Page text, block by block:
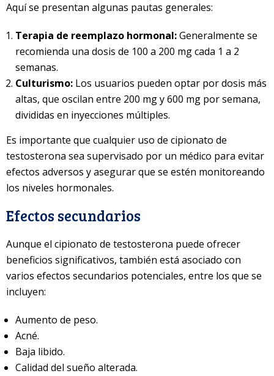
Aquí se presentan algunas pautas generales:
Terapia de reemplazo hormonal:Generalmente se
recomienda una dosis de 100 a 200 mg cada 1 a 2
semanas.
Culturismo: Los usuarios pueden optar por dosis más
altas, que oscilan entre 200 mg y 600 mg por semana,
divididas en inyecciones múltiples.
Es importante que cualquier uso de cipionato de
testosterona sea supervisado por un médico para evitar
efectos adversos y asegurar que se estén monitoreando
los niveles hormonales.
Efectos secundarios
Aunque el cipionato de testosterona puede ofrecer
beneficios significativos, también está asociado con
varios efectos secundarios potenciales, entre los que se
incluyen:
Aumento de peso.
Acné.
Baja libido.
Calidad del sueño alterada.